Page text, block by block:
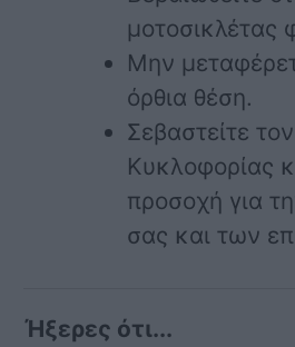
μοτοσικλέτας
Μην
όρθια θέση.
Σεβαστείτε
Κυκλοφορίας
προσοχή για
σας και των
Ήξερες ότι...